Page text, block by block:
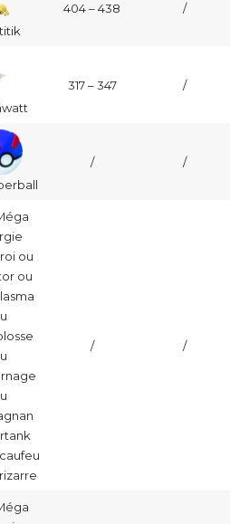
404 – 438 /
317 – 347 /
/ /
ou
ou
/ /